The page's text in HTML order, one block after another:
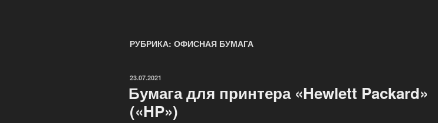
РУБРИКА: ОФИСНАЯ БУМАГА
ОПУБЛИКОВАНО
23.07.2021
Бумага для принтера «Hewlett Packard»
(«HP»)